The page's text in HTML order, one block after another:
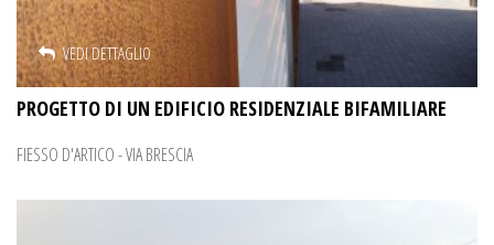
VEDI DETTAGLIO
PROGETTO DI UN EDIFICIO RESIDENZIALE BIFAMILIARE
FIESSO D'ARTICO - VIA BRESCIA